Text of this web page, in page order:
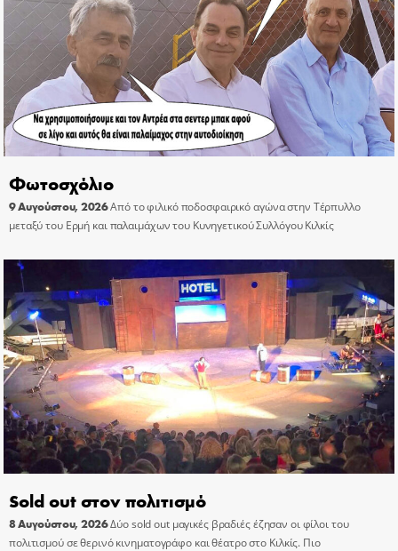
Φωτοσχόλιο
9 Αυγούστου, 2026Από το φιλικό ποδοσφαιρικό αγώνα στην Τέρπυλλο
μεταξύ του Ερμή και παλαιμάχων του Κυνηγετικού Συλλόγου Κιλκίς
Sold out στον πολιτισμό
8 Αυγούστου, 2026Δύο sold out μαγικές βραδιές έζησαν οι φίλοι του
πολιτισμού σε θερινό κινηματογράφο και θέατρο στο Κιλκίς. Πιο